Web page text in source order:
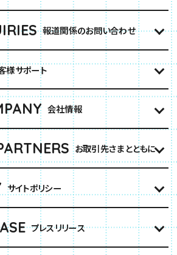
報道関係のお問い合わせ
様サポート
会社情報
お取引先さまとともに
サイトポリシー
プレスリリース